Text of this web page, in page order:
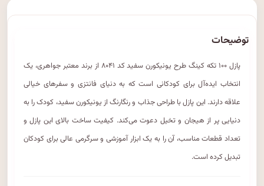
توضیحات
پازل ۱۰۰ تکه کینگ طرح یونیکورن سفید کد ۸۰۴۱ از برند معتبر جواهری، یک
انتخاب ایده‌آل برای کودکانی است که به دنیای فانتزی و سفرهای خیالی
علاقه دارند. این پازل با طراحی جذاب و رنگارنگ از یونیکورن سفید، کودک را به
دنیایی پر از هیجان و تخیل دعوت می‌کند. کیفیت ساخت بالای این پازل و
تعداد قطعات مناسب، آن را به یک ابزار آموزشی و سرگرمی عالی برای کودکان
تبدیل کرده است.